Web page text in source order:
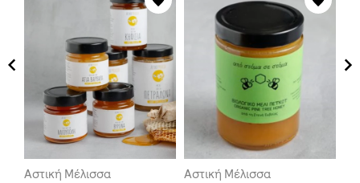
Αστική Μέλισσα Αστική Μέλισσα